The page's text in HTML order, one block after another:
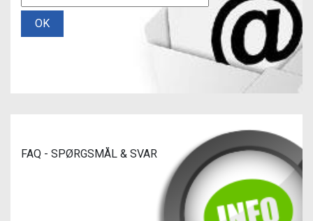
OK
FAQ - SPØRGSMÅL & SVAR